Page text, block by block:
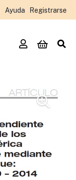
Ayuda Registrarse